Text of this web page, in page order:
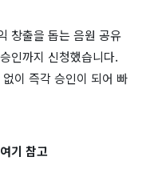
창출을 돕는 음원 공유
인까지 신청했습니다.
이 즉각 승인이 되어 빠
기 참고